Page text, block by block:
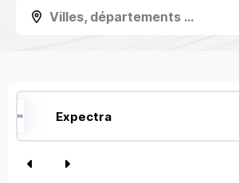
Villes, départements ...
Expectra